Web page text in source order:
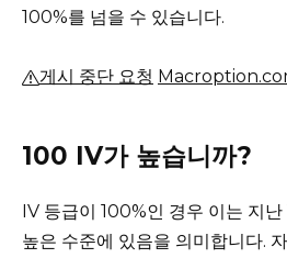
100%를 넘을 수 있습니다.
게시 중단 요청
100 IV가 높습니까?
IV 등급이 100%인 경우 이는 지
높은 수준에 있음을 의미합니다.